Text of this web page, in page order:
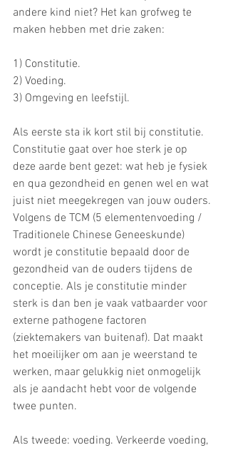
andere kind niet? Het kan grofweg te
maken hebben met drie zaken:
1) Constitutie.
2) Voeding.
3) Omgeving en leefstijl.
Als eerste sta ik kort stil bij constitutie.
Constitutie gaat over hoe sterk je op
deze aarde bent gezet: wat heb je fysiek
en qua gezondheid en genen wel en wat
juist niet meegekregen van jouw ouders.
Volgens de TCM (5 elementenvoeding /
Traditionele Chinese Geneeskunde)
wordt je constitutie bepaald door de
gezondheid van de ouders tijdens de
conceptie. Als je constitutie minder
sterk is dan ben je vaak vatbaarder voor
externe pathogene factoren
(ziektemakers van buitenaf). Dat maakt
het moeilijker om aan je weerstand te
werken, maar gelukkig niet onmogelijk
als je aandacht hebt voor de volgende
twee punten.
Als tweede: voeding. Verkeerde voeding,